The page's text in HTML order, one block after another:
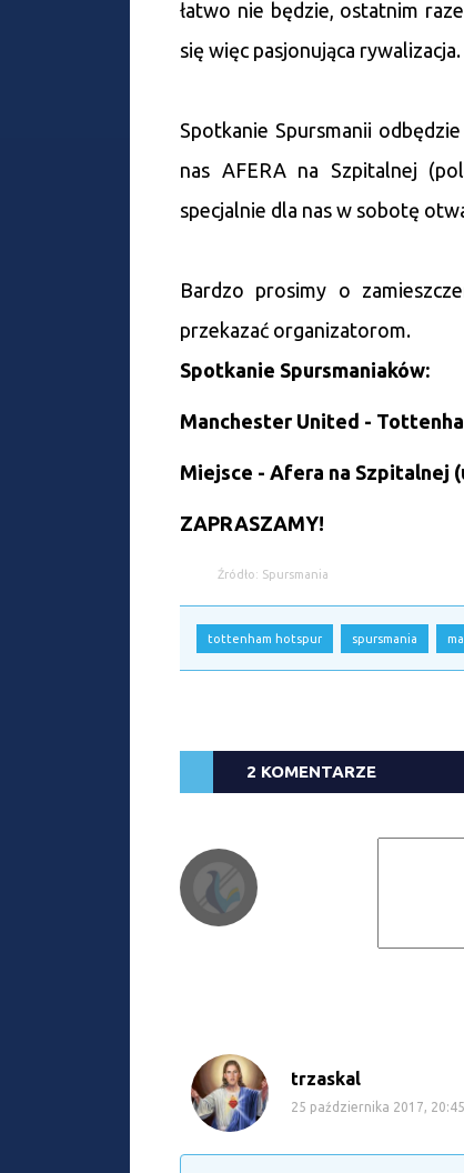
łatwo nie będzie, ostatnim
się więc pasjonująca rywalizacja.
Spotkanie Spursmanii
nas AFERA na Szpitalnej
specjalnie dla nas w sobotę
Bardzo prosimy o
przekazać organizatorom.
Spotkanie Spursmaniaków:
Manchester United -
Miejsce - Afera na Szpitalnej
ZAPRASZAMY!
Źródło: Spursmania
tottenham hotspur spursmania
2 KOMENTARZE
trzaskal
25 października 2017, 20:45